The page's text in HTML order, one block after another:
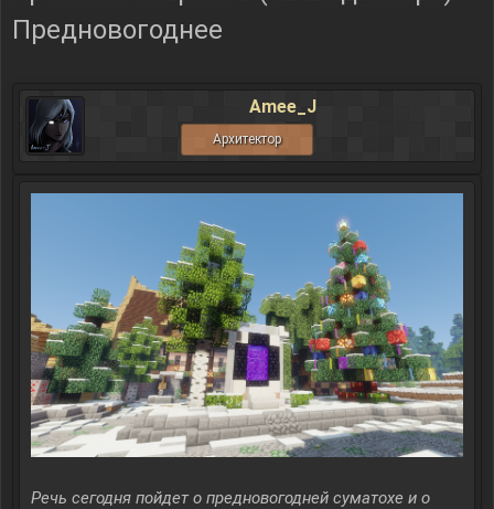
Предновогоднее
Amee_J
Архитектор
Речь сегодня пойдет о предновогодней суматохе и о